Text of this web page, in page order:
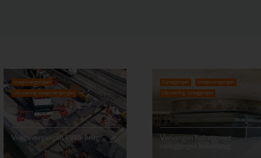
Voegovergangen
Uitvoering voegovergangen
Voegovergangen PWA-brug
Opleggingen Voegovergangen
Uitvoering opleggingen
Vervangen bolsegment